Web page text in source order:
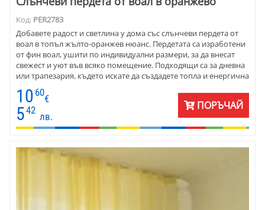
Код: PER2783
Добавете радост и светлина у дома със слънчеви пердета от
воал в топъл жълто-оранжев нюанс. Пердетата са изработени
от фин воал, ушити по индивидуални размери, за да внесат
свежест и уют във всяко помещение. Подходящи са за дневна
или трапезария, където искате да създадете топла и енергична
атмосфера. Цвят номер 10 на общата снимка.
10 60
€
542
лв.
ПОРЪЧАЙ